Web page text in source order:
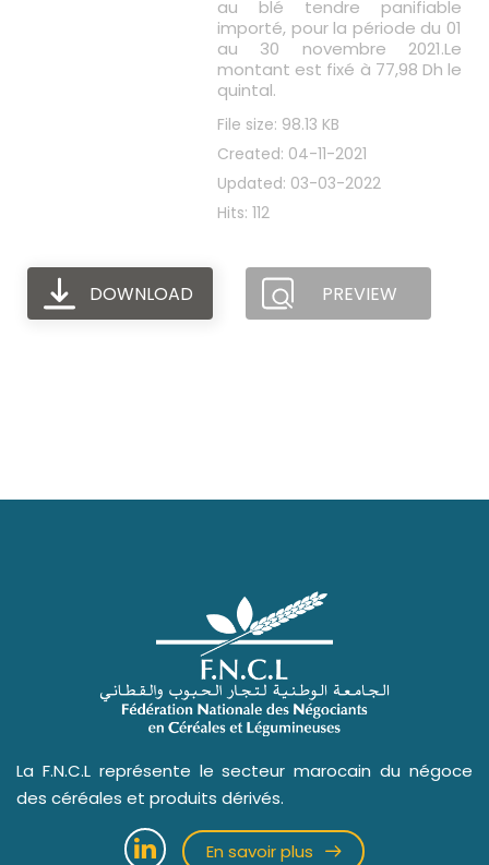
au blé tendre panifiable
importé, pour la période du 01
au 30 novembre 2021.Le
montant est fixé à 77,98 Dh le
quintal.
File size: 98.13 KB
Created: 04-11-2021
Updated: 03-03-2022
Hits: 112
DOWNLOAD PREVIEW
La F.N.C.L représente le secteur marocain du négoce
des céréales et produits dérivés.
En savoir plus